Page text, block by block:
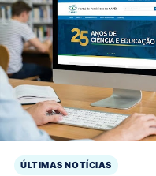
ÚLTIMAS NOTÍCIAS